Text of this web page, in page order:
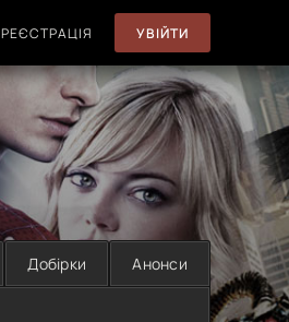
РЕЄСТРАЦІЯ УВІЙТИ
Добірки Анонси